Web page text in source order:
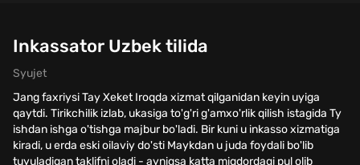
Inkassator Uzbek tilida
Syujet
Jang faxriysi Tay Xeket Iroqda xizmat qilganidan keyin uyiga
qaytdi. Tirikchilik izlab, ukasiga to'g'ri g'amxo'rlik qilish istagida Ty
ishdan ishga o'tishga majbur bo'ladi. Bir kuni u inkasso xizmatiga
kiradi, u erda eski oilaviy do'sti Maykdan u juda foydali bo'lib
tuyuladigan taklifni oladi - ayniqsa katta miqdordagi pul olib